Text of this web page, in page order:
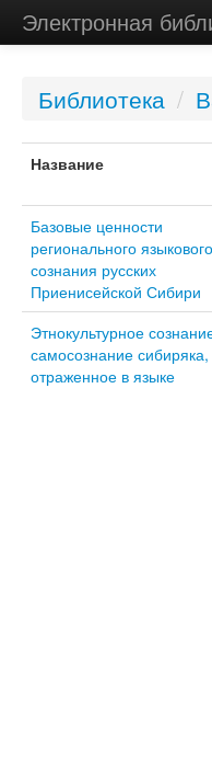
Электронная
Библиотека /
Название
Базовые ценности
регионального языкового
сознания русских
Приенисейской Сибири
Этнокультурное
самосознание сибиряка,
отраженное в языке